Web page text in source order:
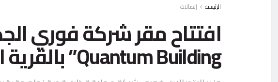
الرئيسية إتصالات
Quantum Building” بالقرية الذكية